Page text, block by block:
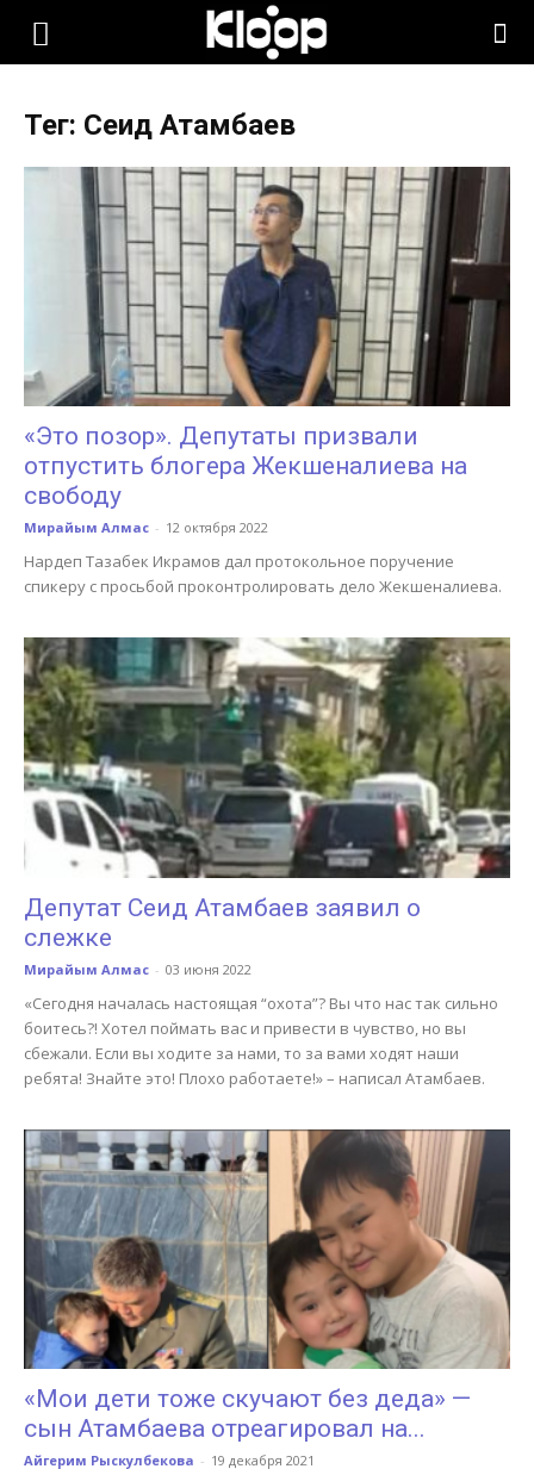
KLOOP.KG
Новости
Кыргызстана
Тег: Сеид Атамбаев
«Это позор». Депутаты призвали
отпустить блогера Жекшеналиева на
свободу
Мирайым Алмас - 12 октября 2022
Нардеп Тазабек Икрамов дал протокольное поручение
спикеру с просьбой проконтролировать дело Жекшеналиева.
Депутат Сеид Атамбаев заявил о
слежке
Мирайым Алмас - 03 июня 2022
«Сегодня началась настоящая “охота”? Вы что нас так сильно
боитесь?! Хотел поймать вас и привести в чувство, но вы
сбежали. Если вы ходите за нами, то за вами ходят наши
ребята! Знайте это! Плохо работаете!» – написал Атамбаев.
«Мои дети тоже скучают без деда» —
сын Атамбаева отреагировал на...
Айгерим Рыскулбекова - 19 декабря 2021